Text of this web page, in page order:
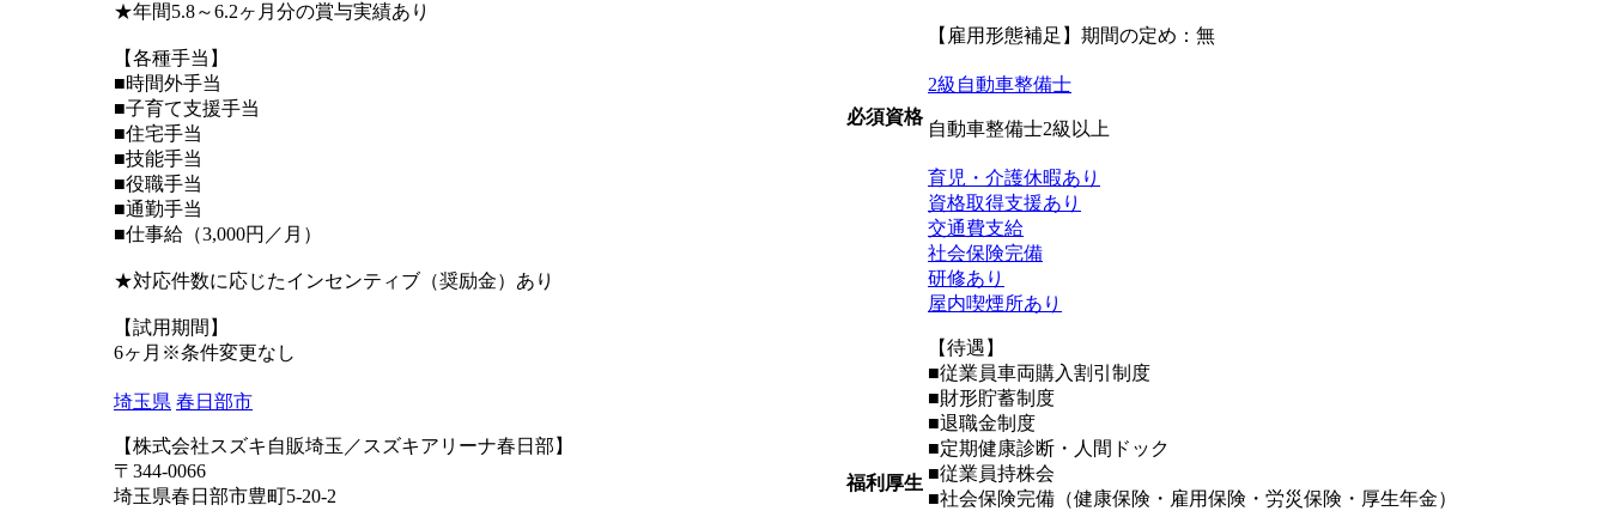
★年間5.8～6.2ヶ月分の賞与実績あり
【各種手当】
■時間外手当
■子育て支援手当
■住宅手当
■技能手当
■役職手当
■通勤手当
■仕事給（3,000円／月）
★対応件数に応じたインセンティブ（奨励金）あり
【試用期間】
6ヶ月※条件変更なし
埼玉県 春日部市
【株式会社スズキ自販埼玉／スズキアリーナ春日部】
〒344-0066
埼玉県春日部市豊町5-20-2
【雇用形態補足】期間の定め：無
必須資格
2級自動車整備士
自動車整備士2級以上
福利厚生
育児・介護休暇あり
資格取得支援あり
交通費支給
社会保険完備
研修あり
屋内喫煙所あり
【待遇】
■従業員車両購入割引制度
■財形貯蓄制度
■退職金制度
■定期健康診断・人間ドック
■従業員持株会
■社会保険完備（健康保険・雇用保険・労災保険・厚生年金）